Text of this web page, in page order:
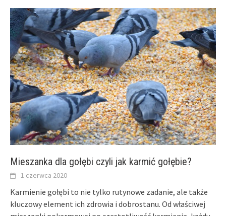
Mieszanka dla gołębi czyli jak karmić gołębie?
1 czerwca 2020
Karmienie gołębi to nie tylko rutynowe zadanie, ale także
kluczowy element ich zdrowia i dobrostanu. Od właściwej